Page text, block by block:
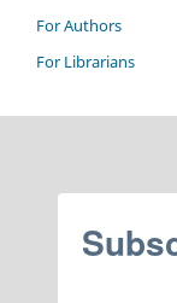
For Authors
For Librarians